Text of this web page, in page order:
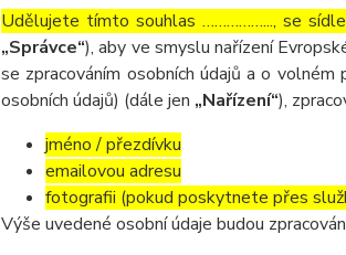
Udělujete tímto souhlas ……………..., se
„Správce“), aby ve smyslu nařízení
se zpracováním osobních údajů a o
osobních údajů) (dále jen „Nařízení“),
jméno / přezdívku
emailovou adresu
fotografii (pokud poskytnete přes
Výše uvedené osobní údaje budou